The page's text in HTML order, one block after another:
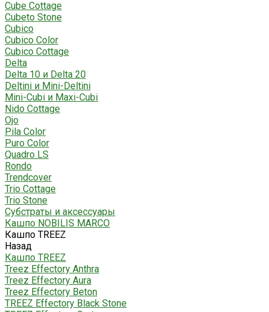
Cube Cottage
Cubeto Stone
Cubico
Cubico Color
Cubico Cottage
Delta
Delta 10 и Delta 20
Deltini и Mini-Deltini
Mini-Cubi и Maxi-Cubi
Nido Cottage
Ojo
Pila Color
Puro Color
Quadro LS
Rondo
Trendcover
Trio Cottage
Trio Stone
Субстраты и аксессуары
Кашпо NOBILIS MARCO
Кашпо TREEZ
Назад
Кашпо TREEZ
Treez Effectory Anthra
Treez Effectory Aura
Treez Effectory Beton
TREEZ Effectory Black Stone